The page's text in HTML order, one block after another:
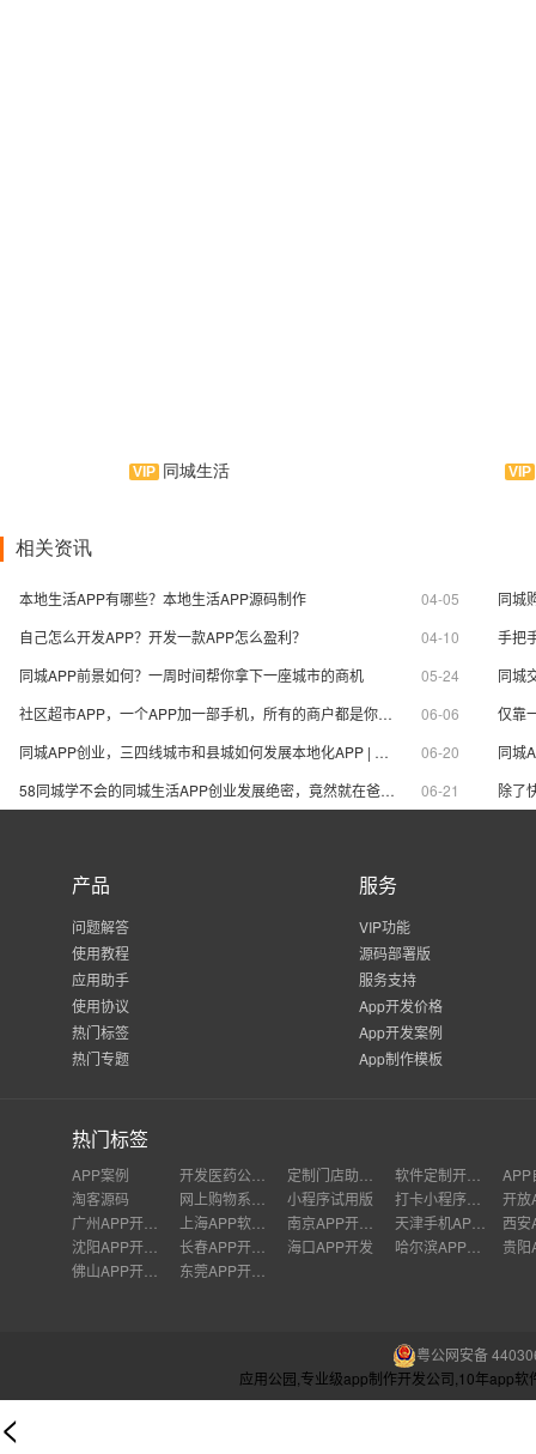
机应用软件。云集二手物品、房屋
的信息类服务云平台！是APP制作
同城生活
息，相信爱旅行的
相关资讯
本地生活APP有哪些？本地生活APP源码制作 04-05
同城
自己怎么开发APP？开发一款APP怎么盈利？
04-10
手把
同城APP前景如何？一周时间帮你拿下一座城市的商机
05-24
社区超市APP，一个APP加一部手机，所有的商户都是你的生意
06-06
同城APP创业，三四线城市和县城如何发展本地化APP | 同城APP盈利模式
06-20
58同城学不会的同城生活APP创业发展绝密，竟然就在爸妈的朋友圈？
06-21
产品
问题解答
使用教程
应用助手
使用协议
热门标签
热门专题
服务
VIP功能
源码部署版
服务支持
App开发价格
App开发案例
App制作模板
热门标签
APP案例
APP
淘客源码
小程序试用版
海口APP开发
粤公网安备
应用公园,专业级app制作开发公司,10年app
<